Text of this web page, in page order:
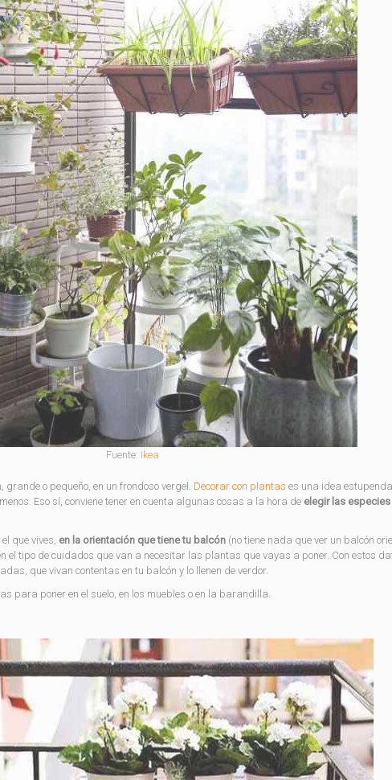
Fuente: Ikea
o pequeño, en un frondoso vergel. Decorar con plantas es una idea
Eso sí, conviene tener en cuenta algunas cosas a la hora de elegir las
que vives, en la orientación que tiene tu balcón (no tiene nada que ver un balcón
el tipo de cuidados que van a necesitar las plantas que vayas a poner. Con estos
que vivan contentas en tu balcón y lo llenen de verdor.
para poner en el suelo, en los muebles o en la barandilla.